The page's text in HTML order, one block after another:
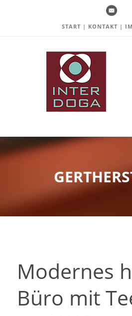
START | KONTAKT |
Modernes
Büro mit